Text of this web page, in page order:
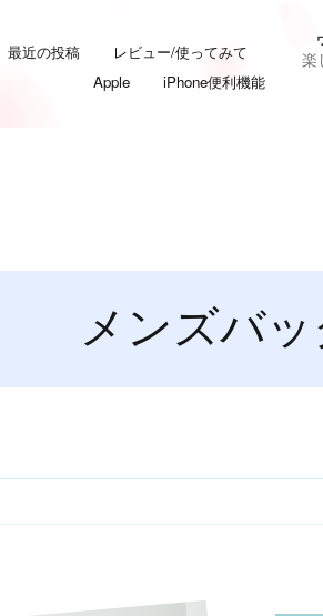
最近の投稿
レビュー/使ってみて
Apple
iPhone便利機能
楽
メンズバッ